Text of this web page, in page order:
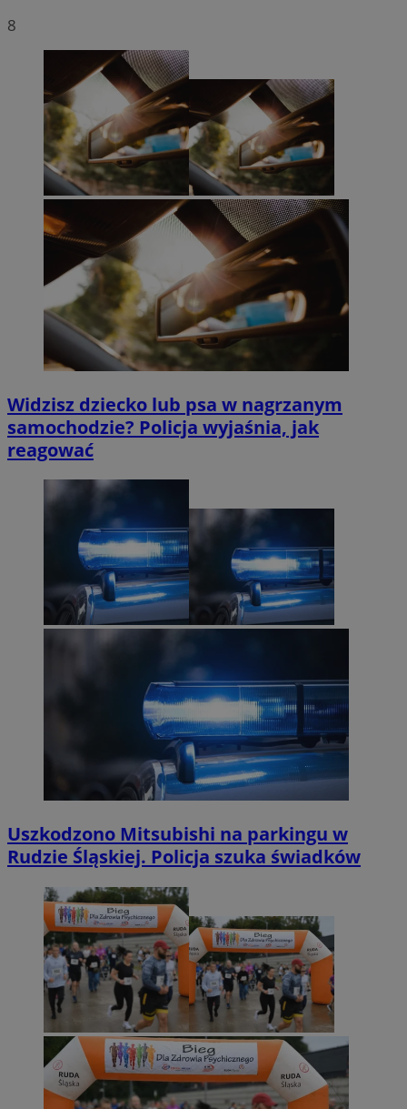
8
Widzisz dziecko lub psa w nagrzanym
samochodzie? Policja wyjaśnia, jak
reagować
Uszkodzono Mitsubishi na parkingu w
Rudzie Śląskiej. Policja szuka świadków